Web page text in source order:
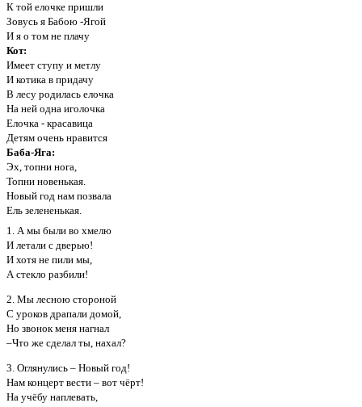
К той елочке пришли
Зовусь я Бабою -Ягой
И я о том не плачу
Кот:
Имеет ступу и метлу
И котика в придачу
В лесу родилась елочка
На ней одна иголочка
Елочка - красавица
Детям очень нравится
Баба-Яга:
Эх, топни нога,
Топни новенькая.
Новый год нам позвала
Ель зелененькая.
1. А мы были во хмелю
И летали с дверью!
И хотя не пили мы,
А стекло разбили!
2. Мы лесною стороной
С уроков драпали домой,
Но звонок меня нагнал
–Что же сделал ты, нахал?
3. Оглянулись – Новый год!
Нам концерт вести – вот чёрт!
На учёбу наплевать,